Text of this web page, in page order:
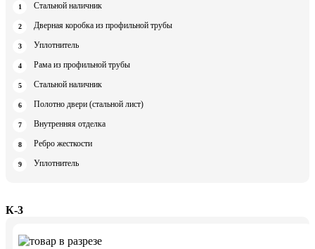
Стальной наличник
Дверная коробка из профильной трубы
Уплотнитель
Рама из профильной трубы
Стальной наличник
Полотно двери (стальной лист)
Внутренняя отделка
Ребро жесткости
Уплотнитель
К-3